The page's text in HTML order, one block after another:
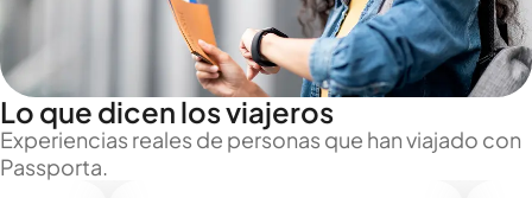
Lo que dicen los viajeros
Experiencias reales de personas que han viajado con
Passporta.